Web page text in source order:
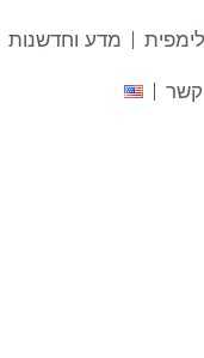
מדע וחדשנות
קשר